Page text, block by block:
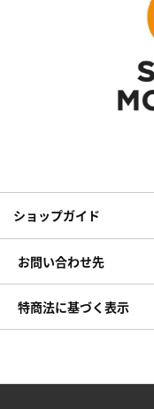
ショップガイド
お問い合わせ先
特商法に基づく表示